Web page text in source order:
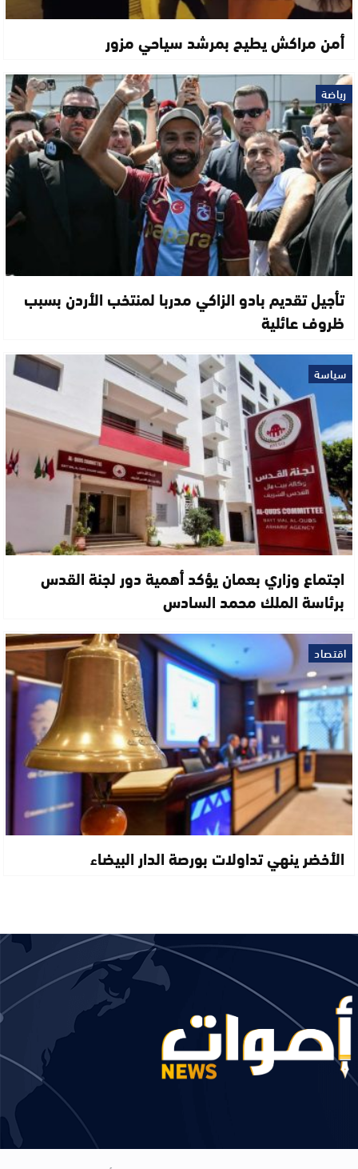
أمن مراكش يطيح بمرشد سياحي مزور
رياضة
تأجيل تقديم بادو الزاكي مدربا لمنتخب الأردن بسبب
ظروف عائلية
سياسة
اجتماع وزاري بعمان يؤكد أهمية دور لجنة القدس
برئاسة الملك محمد السادس
اقتصاد
الأخضر ينهي تداولات بورصة الدار البيضاء